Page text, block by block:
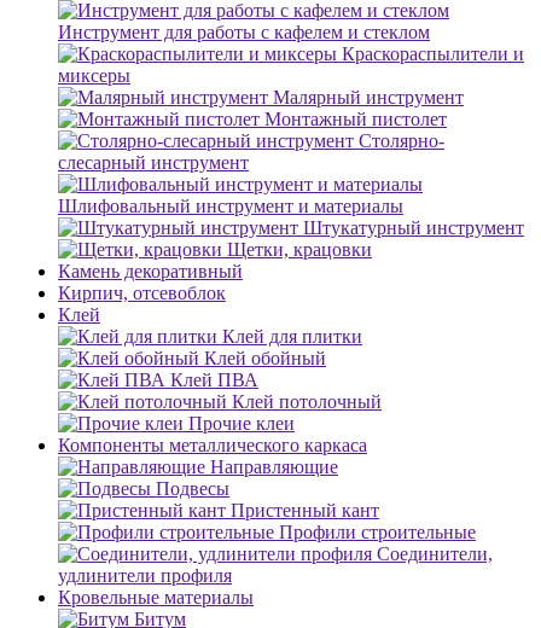
Инструмент для работы с кафелем и стеклом
Краскораспылители и
миксеры
Малярный инструмент
Монтажный пистолет
Столярно-
слесарный инструмент
Шлифовальный инструмент и материалы
Штукатурный инструмент
Щетки, крацовки
Камень декоративный
Кирпич, отсевоблок
Клей
Клей для плитки
Клей обойный
Клей ПВА
Клей потолочный
Прочие клеи
Компоненты металлического каркаса
Направляющие
Подвесы
Пристенный кант
Профили строительные
Соединители,
удлинители профиля
Кровельные материалы
Битум